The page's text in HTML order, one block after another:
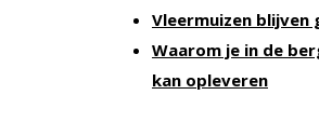
Vleermuizen blijven
Waarom je in de
kan opleveren